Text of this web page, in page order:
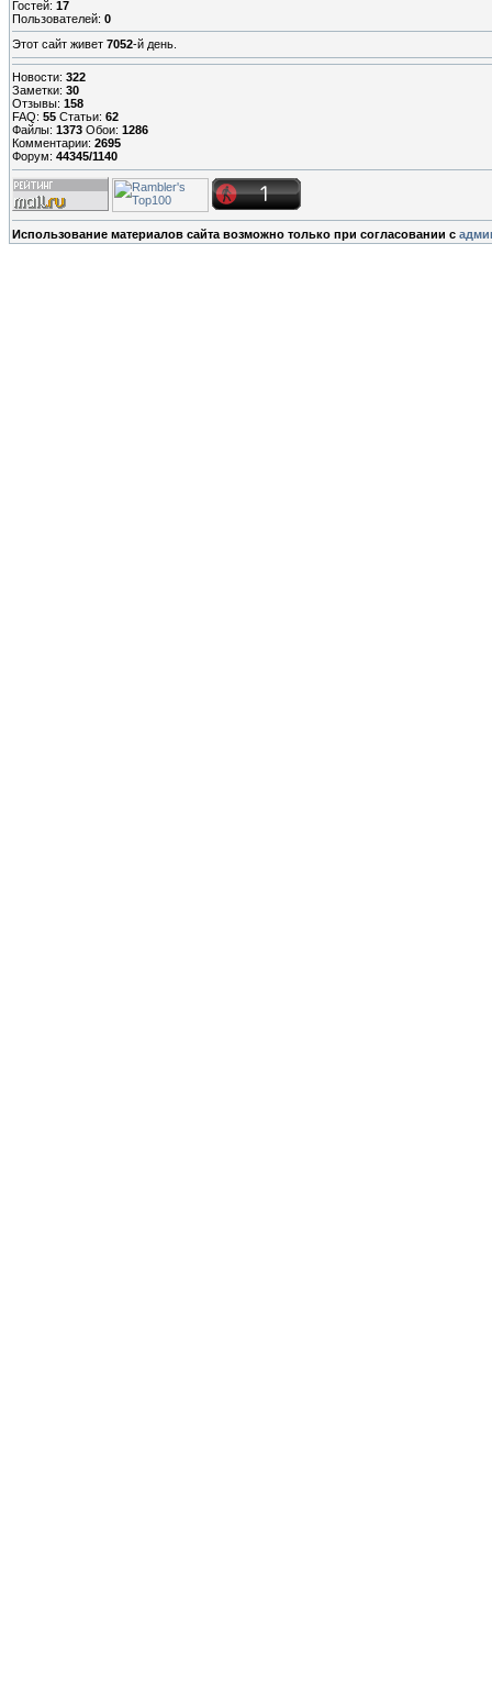
Гостей: 17
Пользователей: 0
Этот сайт живет 7052-й день.
Новости: 322
Заметки: 30
Отзывы: 158
FAQ: 55 Статьи: 62
Файлы: 1373 Обои: 1286
Комментарии: 2695
Форум: 44345/1140
Использование материалов сайта возможно только при согласовании с